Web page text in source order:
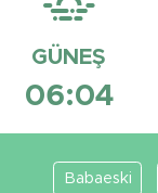
GÜNEŞ
06:04
Babaeski